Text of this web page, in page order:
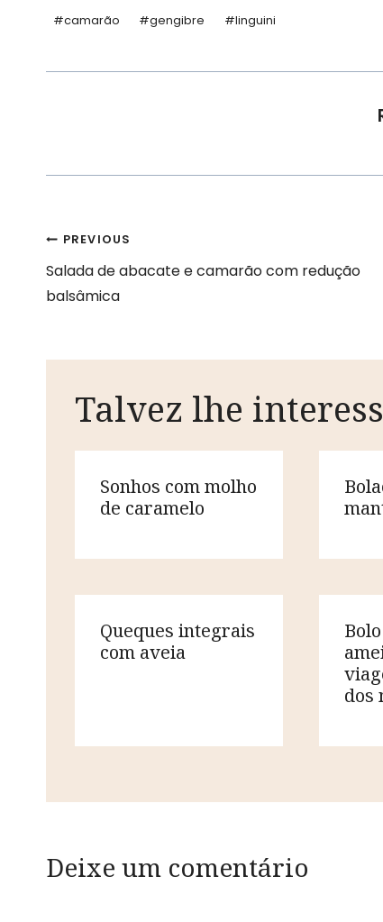
Post
#camarão #gengibre #linguini
Navegação
de
PREVIOUS
Salada de abacate e camarão com redução
balsâmica
Talvez lhe
Sonhos com molho
de caramelo
Queques integrais
com aveia
dos
Deixe um comentário